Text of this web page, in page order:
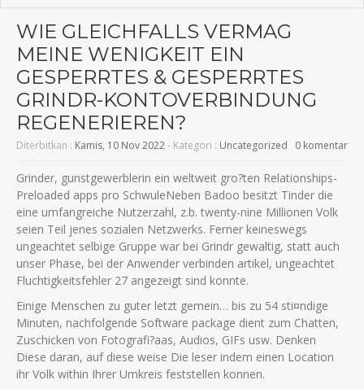
WIE GLEICHFALLS VERMAG
MEINE WENIGKEIT EIN
GESPERRTES & GESPERRTES
GRINDR-KONTOVERBINDUNG
REGENERIEREN?
Diterbitkan : Kamis, 10 Nov 2022- Kategori : Uncategorized 0 komentar
Grinder, gunstgewerblerin ein weltweit gro?ten Relationships-
Preloaded apps pro SchwuleNeben Badoo besitzt Tinder die
eine umfangreiche Nutzerzahl, z.b. twenty-nine Millionen Volk
seien Teil jenes sozialen Netzwerks. Ferner keineswegs
ungeachtet selbige Gruppe war bei Grindr gewaltig, statt auch
unser Phase, bei der Anwender verbinden artikel, ungeachtet
Fluchtigkeitsfehler 27 angezeigt sind konnte.
Einige Menschen zu guter letzt gemein… bis zu 54 sti¤ndige
Minuten, nachfolgende Software package dient zum Chatten,
Zuschicken von Fotografi?a­as, Audios, GIFs usw. Denken
Diese daran, auf diese weise Die leser indem einen Location
ihr Volk within Ihrer Umkreis feststellen konnen.